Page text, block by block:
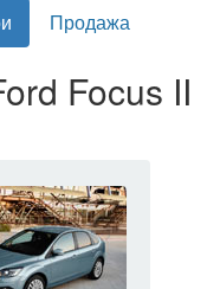
Продажа
Focus II